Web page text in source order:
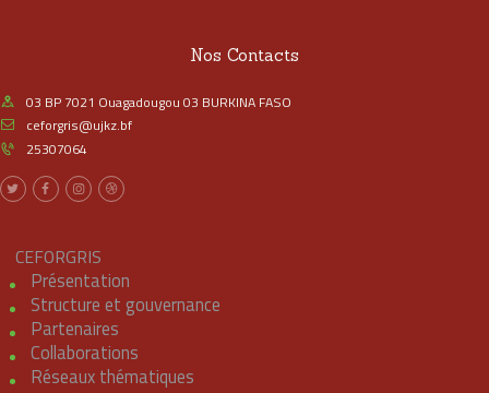
Nos Contacts
03 BP 7021 Ouagadougou 03 BURKINA FASO
ceforgris@ujkz.bf
25307064
CEFORGRIS
Présentation
Structure et gouvernance
Partenaires
Collaborations
Réseaux thématiques